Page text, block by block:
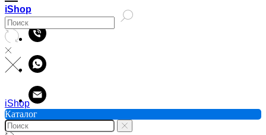
iShop
iShop
Каталог